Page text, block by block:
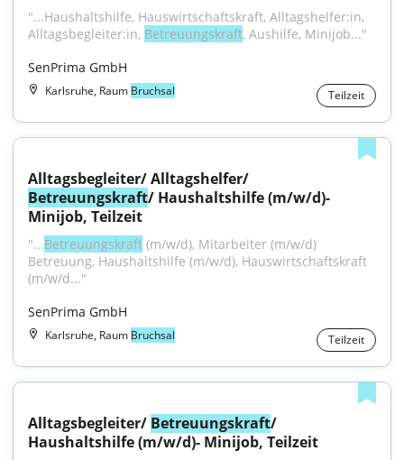
"...Haushaltshilfe, Hauswirtschaftskraft, Alltagshelfer:in,
Alltagsbegleiter:in, Betreuungskraft, Aushilfe, Minijob..."
SenPrima GmbH
Karlsruhe, Raum Bruchsal Teilzeit
Betreuungskraft/ Haushaltshilfe (m/w/d)-
Minijob, Teilzeit
"...Betreuungskraft (m/w/d), Mitarbeiter (m/w/d)
Betreuung, Haushaltshilfe (m/w/d), Hauswirtschaftskraft
(m/w/d..."
SenPrima GmbH
Karlsruhe, Raum Bruchsal Teilzeit
Alltagsbegleiter/ Betreuungskraft/
Haushaltshilfe (m/w/d)- Minijob, Teilzeit